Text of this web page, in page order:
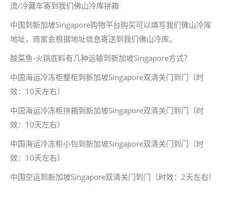
流/冷藏车寄到我们佛山冷库拼箱
中国到新加坡Singapore购物平台购买可以填写我们佛山冷库
地址，商家会根据地址信息寄送到我们佛山冷库。
酸菜鱼-火锅底料有几种运输到新加坡Singapore方式？
中国海运冷冻柜整柜到新加坡Singapore双清关门到门（时
效：10天左右）
中国海运冷冻柜拼箱到新加坡Singapore双清关门到门（时
效：10天左右）
中国海运冷冻柜小包到新加坡Singapore双清关门到门（时
效：10天左右）
中国空运到新加坡Singapore双清关门到门（时效：2天左右）